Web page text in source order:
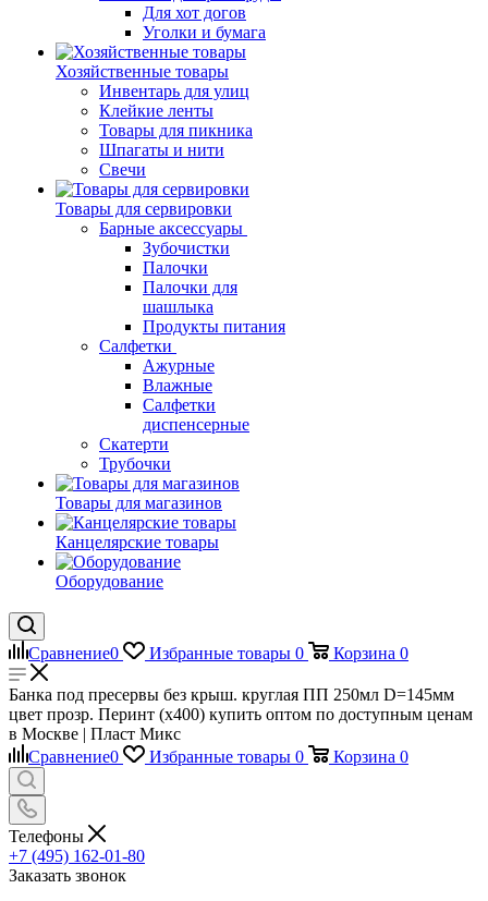
Для хот догов
Уголки и бумага
Хозяйственные товары
Инвентарь для улиц
Клейкие ленты
Товары для пикника
Шпагаты и нити
Свечи
Товары для сервировки
Барные аксессуары
Зубочистки
Палочки
Палочки для
шашлыка
Продукты питания
Салфетки
Ажурные
Влажные
Салфетки
диспенсерные
Скатерти
Трубочки
Товары для магазинов
Канцелярские товары
Оборудование
Сравнение0 Избранные товары 0 Корзина 0
Банка под пресервы без крыш. круглая ПП 250мл D=145мм
цвет прозр. Перинт (х400) купить оптом по доступным ценам
в Москве | Пласт Микс
Сравнение0 Избранные товары 0 Корзина 0
Телефоны
+7 (495) 162-01-80
Заказать звонок